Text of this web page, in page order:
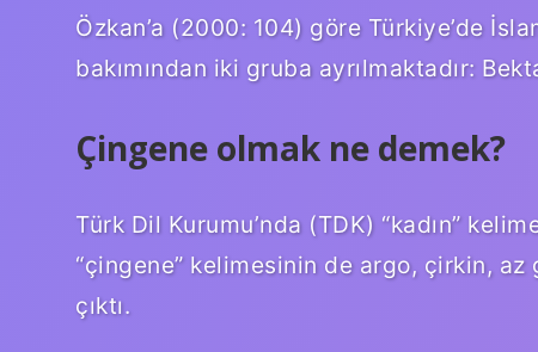
Özkan’a (2000: 104) göre Türkiye’de
bakımından iki gruba ayrılmaktadır:
Çingene olmak ne demek?
Türk Dil Kurumu’nda (TDK) “kadın”
“çingene” kelimesinin de argo, çirkin,
çıktı.